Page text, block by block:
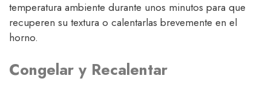
temperatura ambiente durante unos minutos para que
recuperen su textura o calentarlas brevemente en el
horno.
Congelar y Recalentar